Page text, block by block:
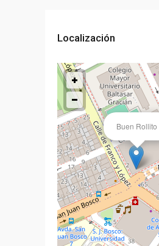
Localización
Buen Rollito